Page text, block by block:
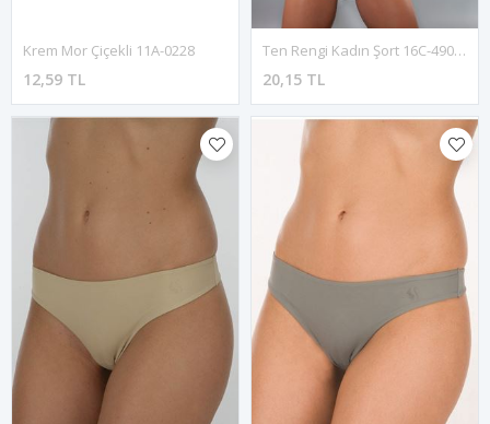
Krem Mor Çiçekli 11A-0228
12,59 TL
Ten Rengi Kadın Şort 16C-490309
20,15 TL